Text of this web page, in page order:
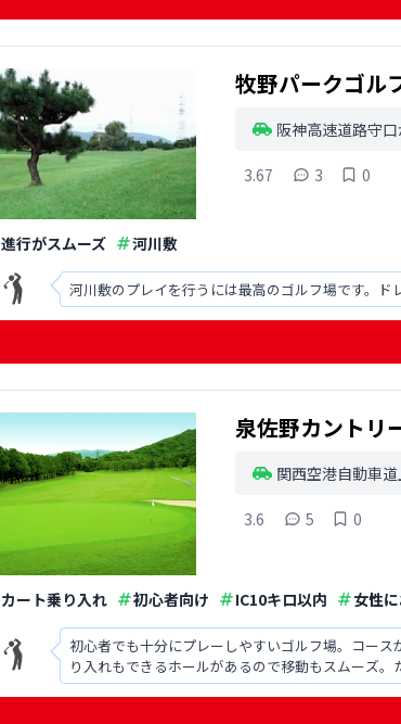
牧野パークゴル
阪神高速道路守
3.67 3 0
進行がスムーズ 河川敷
河川敷のプレイを行うには最高のゴルフ場です。ド
泉佐野カントリ
関西空港自動車
3.6 5 0
カート乗り入れ 初心者向け IC10キロ以内 女性
初心者でも十分にプレーしやすいゴルフ場。コー
り入れもできるホールがあるので移動もスムーズ
にはプレー中に2、3組詰まって待つ時がある。